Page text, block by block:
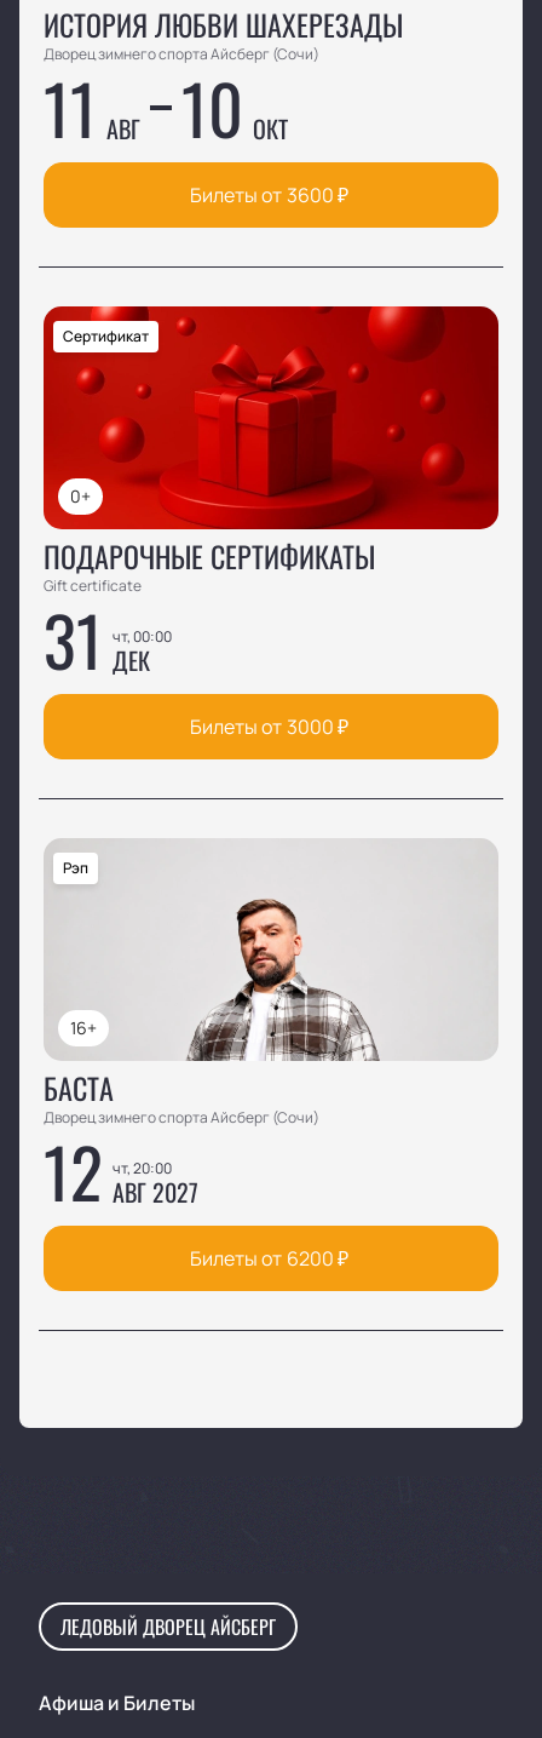
ИСТОРИЯ ЛЮБВИ ШАХЕРЕЗАДЫ
Дворец зимнего спорта Айсберг (Сочи)
11 АВГ 10 ОКТ
Билеты от 3600₽
0+
Сертификат
ПОДАРОЧНЫЕ СЕРТИФИКАТЫ
Gift certificate
31 чт, 00:00
ДЕК
Билеты от 3000₽
16+
Рэп
БАСТА
Дворец зимнего спорта Айсберг (Сочи)
12 чт, 20:00
АВГ 2027
Билеты от 6200₽
ЛЕДОВЫЙ ДВОРЕЦ АЙСБЕРГ
Афиша и Билеты